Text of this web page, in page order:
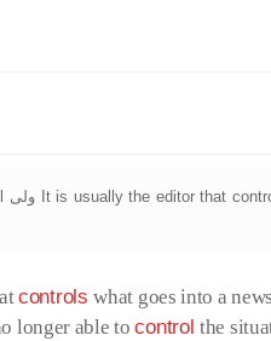
controlswhat goes into a
longer able tocontrolthe